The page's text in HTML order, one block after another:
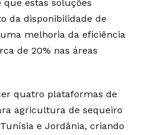
estas soluções
da disponibilidade de
melhoria da eficiência
de 20% nas áreas
quatro plataformas de
agricultura de sequeiro
e Jordânia, criando